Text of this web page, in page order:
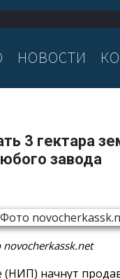
НОВОСТИ
3 гектара
завода
(НИП) начнут